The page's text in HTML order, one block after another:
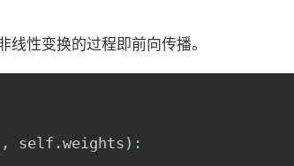
线性变换的过程即前向传播。
, self .weights ) :